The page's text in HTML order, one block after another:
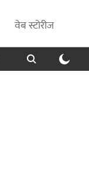
वेब स्टोरीज